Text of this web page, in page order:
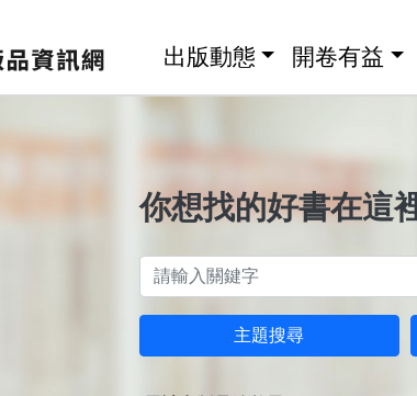
出版動態 開卷有益
你想找的好書在這
主題搜尋